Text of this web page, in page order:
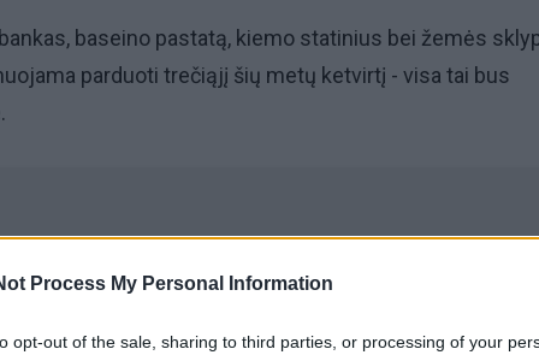
Process My Personal Information
opt-out of the sale, sharing to third parties, or processing of your
baseino pastatą, kiemo statinius bei žemės
parduoti trečiąjį šių metų ketvirtį - visa tai bus
baseinas laikomas vienu iš
šiemet parduodamų objektų.